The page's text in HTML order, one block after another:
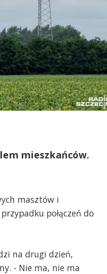
mieszkańców.
masztów i
połączeń do
na drugi dzień,
- Nie ma, nie ma